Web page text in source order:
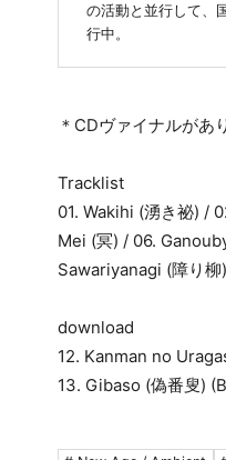
の活動と並行して、
行中。
＊CDヴァイナルがあ
Tracklist
01. Wakihi (湧き祕) /
Mei (冥) / 06.
Sawariyanagi (障り
download
12. Kanman no
13. Gibaso (偽番叟)